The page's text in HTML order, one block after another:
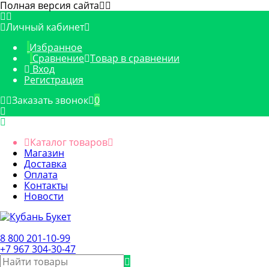
Полная версия сайта
Личный кабинет
Избранное
Сравнение Товар в сравнении
Вход
Регистрация
Заказать звонок 0
Каталог товаров
Магазин
Доставка
Оплата
Контакты
Новости
8 800 201-10-99
+7 967 304-30-47